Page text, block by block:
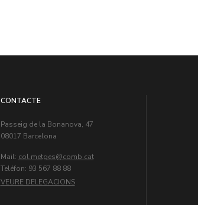
CONTACTE
Passeig de la Bonanova, 47
08017 Barcelona
Mail: col.metges
Teléfon: 93 567 88 88
VEURE DELEGACIONS